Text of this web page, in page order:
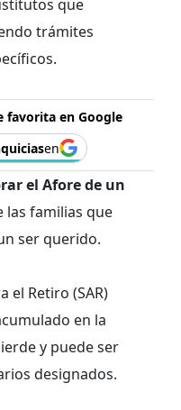
que
trámites
favorita en Google
en
el Afore de un
las familias que
ser querido.
el Retiro (SAR)
en la
y puede ser
designados.